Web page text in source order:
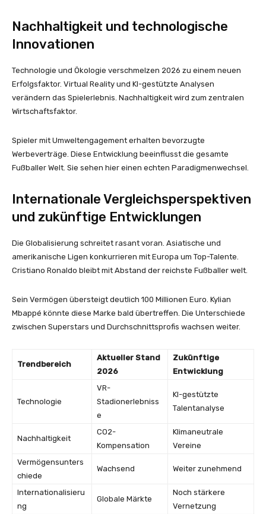
Nachhaltigkeit und technologische
Innovationen
Technologie und Ökologie verschmelzen 2026 zu einem neuen
Erfolgsfaktor. Virtual Reality und KI-gestützte Analysen
verändern das Spielerlebnis. Nachhaltigkeit wird zum zentralen
Wirtschaftsfaktor.
Spieler mit Umweltengagement erhalten bevorzugte
Werbeverträge. Diese Entwicklung beeinflusst die gesamte
Fußballer Welt. Sie sehen hier einen echten Paradigmenwechsel.
Internationale Vergleichsperspektiven
und zukünftige Entwicklungen
Die Globalisierung schreitet rasant voran. Asiatische und
amerikanische Ligen konkurrieren mit Europa um Top-Talente.
Cristiano Ronaldo bleibt mit Abstand der reichste Fußballer welt.
Sein Vermögen übersteigt deutlich 100 Millionen Euro. Kylian
Mbappé könnte diese Marke bald übertreffen. Die Unterschiede
zwischen Superstars und Durchschnittsprofis wachsen weiter.
Trendbereich
Aktueller Stand
2026
Zukünftige
Entwicklung
Technologie
VR-
Stadionerlebniss
e
KI-gestützte
Talentanalyse
Nachhaltigkeit
CO2-
Kompensation
Klimaneutrale
Vereine
Vermögensunters
chiede
Wachsend Weiter zunehmend
Internationalisieru
ng
Globale Märkte
Noch stärkere
Vernetzung